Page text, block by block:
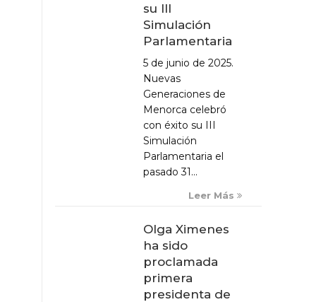
su III
Simulación
Parlamentaria
5 de junio de 2025.
Nuevas
Generaciones de
Menorca celebró
con éxito su III
Simulación
Parlamentaria el
pasado 31...
Leer Más
Olga Ximenes
ha sido
proclamada
primera
presidenta de